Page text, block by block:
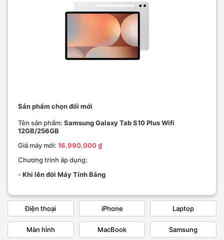
Sản phẩm chọn đổi mới
Tên sản phẩm: Samsung Galaxy Tab S10 Plus Wifi
12GB/256GB
Giá máy mới: 16,990,000 ₫
Chương trình áp dụng:
- Khi lên đời Máy Tính Bảng
Điện thoại iPhone Laptop
Màn hình MacBook Samsung